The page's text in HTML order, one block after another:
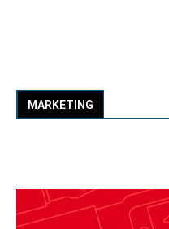
MARKETING